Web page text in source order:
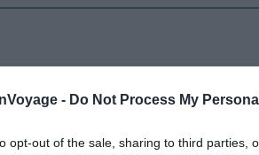
- Do Not Process My
opt-out of the sale, sharing to third parties,
havre de paix si vous êtes en